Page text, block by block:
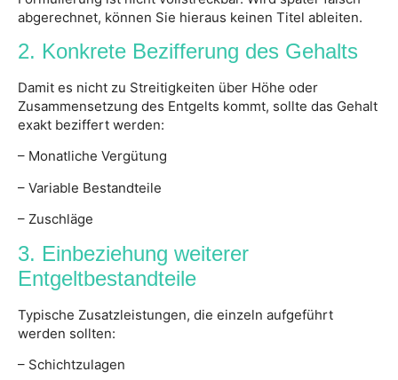
abgerechnet, können Sie hieraus keinen Titel ableiten.
2. Konkrete Bezifferung des Gehalts
Damit es nicht zu Streitigkeiten über Höhe oder
Zusammensetzung des Entgelts kommt, sollte das Gehalt
exakt beziffert werden:
– Monatliche Vergütung
– Variable Bestandteile
– Zuschläge
3. Einbeziehung weiterer
Entgeltbestandteile
Typische Zusatzleistungen, die einzeln aufgeführt
werden sollten:
– Schichtzulagen